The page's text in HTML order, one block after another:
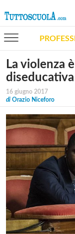
La violenza
diseducativa
16 giugno 2017
di Orazio Niceforo